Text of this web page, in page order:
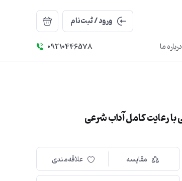
ورود / ثبت‌نام
درباره ما 09210446578
رعایت کامل آداب شرعی
مقایسه علاقه‌مندی